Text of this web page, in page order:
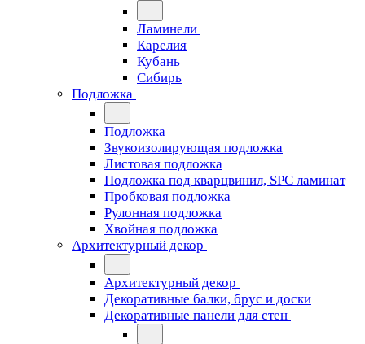
Ламинели
Карелия
Кубань
Сибирь
Подложка
Подложка
Звукоизолирующая подложка
Листовая подложка
Подложка под кварцвинил, SPC ламинат
Пробковая подложка
Рулонная подложка
Хвойная подложка
Архитектурный декор
Архитектурный декор
Декоративные балки, брус и доски
Декоративные панели для стен